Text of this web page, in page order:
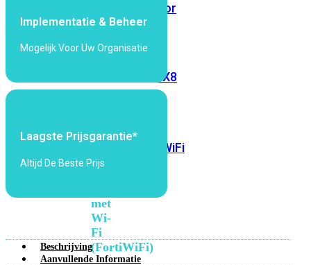
Outdoor
MIMO
8X8
FortiWiFi
met
Wi-
Fi
(FortiWiFi)
Implementatie & Beheer
Mogelijk Voor Uw Organisatie
Laagste Prijsgarantie*
Altijd De Beste Prijs
Beschrijving
Aanvullende Informatie